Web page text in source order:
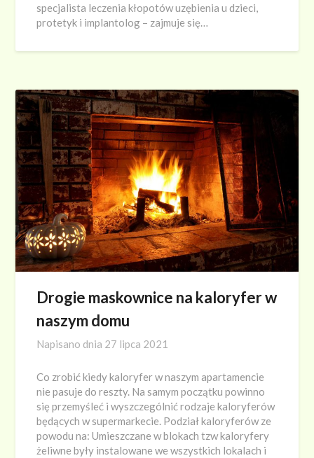
specjalista leczenia kłopotów uzębienia u dzieci,
protetyk i implantolog – zajmuje się…
Drogie maskownice na kaloryfer w
naszym domu
Napisano dnia 27 lipca 2021
Co zrobić kiedy kaloryfer w naszym apartamencie
nie pasuje do reszty. Na samym początku powinno
się przemyśleć i wyszczególnić rodzaje kaloryferów
będących w supermarkecie. Podział kaloryferów ze
powodu na: Umieszczane w blokach tzw kaloryfery
żeliwne były instalowane we wszystkich lokalach i